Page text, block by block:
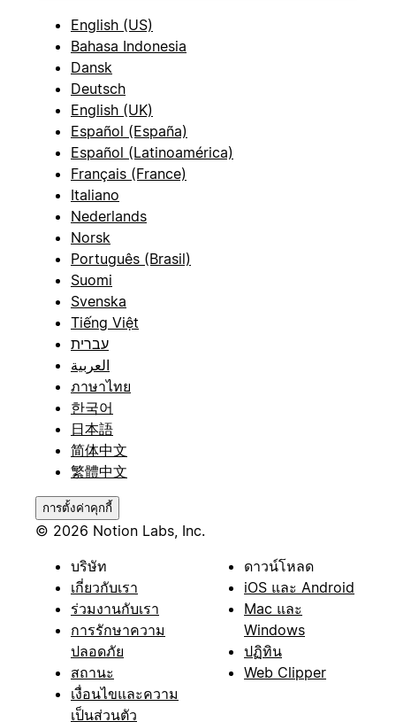
English (US)
Bahasa Indonesia
Dansk
Deutsch
English (UK)
Español (España)
Español (Latinoamérica)
Français (France)
Italiano
Nederlands
Norsk
Português (Brasil)
Suomi
Svenska
Tiếng Việt
עברית
العربية
ภาษาไทย
한국어
日本語
简体中文
繁體中文
การตั้งค่าคุกกี้
© 2026 Notion Labs, Inc.
บริษัท
เกี่ยวกับเรา
ร่วมงานกับเรา
การรักษาความ
ปลอดภัย
สถานะ
เงื่อนไขและความ
เป็นส่วนตัว
ดาวน์โหลด
iOS และ Android
Mac และ
Windows
ปฏิทิน
Web Clipper